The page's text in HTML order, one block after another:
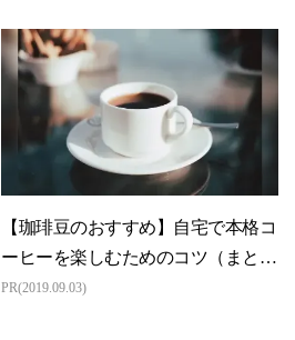
【珈琲豆のおすすめ】自宅で本格コ
ーヒーを楽しむためのコツ（まと
め）
PR(2019.09.03)